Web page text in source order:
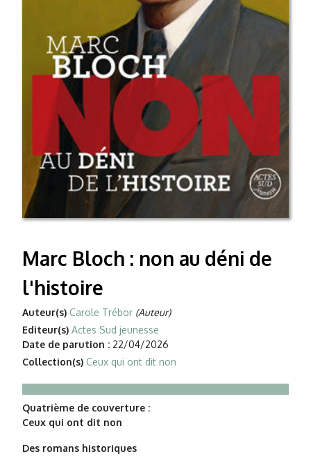
Marc Bloch : non au déni de
l'histoire
Auteur(s) Carole Trébor (Auteur)
Editeur(s) Actes Sud jeunesse
Date de parution : 22/04/2026
Collection(s) Ceux qui ont dit non
Quatrième de couverture :
Ceux qui ont dit non
Des romans historiques